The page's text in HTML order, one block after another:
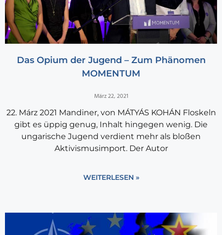
Das Opium der Jugend – Zum Phänomen
MOMENTUM
März 22, 2021
22. Márz 2021 Mandiner, von MÁTYÁS KOHÁN Floskeln
gibt es üppig genug, Inhalt hingegen wenig. Die
ungarische Jugend verdient mehr als bloßen
Aktivismusimport. Der Autor
WEITERLESEN »